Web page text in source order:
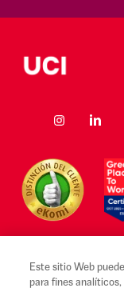
Este sitio Web
para fines